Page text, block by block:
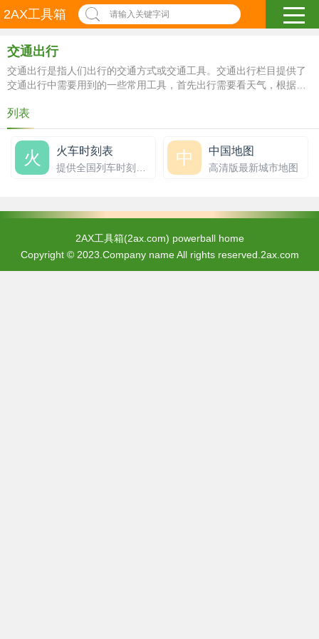
2AX工具箱 请输入关键字词
交通出行
交通出行是指人们出行的交通方式或交通工具。交通出行栏目提供了
交通出行中需要用到的一些常用工具，首先出行需要看天气，根据天
交路线、列车时间等等相关信息，如果是自驾小汽车，可能偶尔需要
了解下汽车油耗等。
列表
火 火车时刻表 中 中国地图
高清版最新城市地图
2AX工具箱(2ax.com) powerball home
Copyright © 2023.Company name All rights reserved.2ax.com